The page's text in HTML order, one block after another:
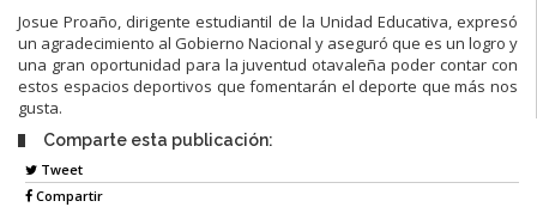
Josue Proaño, dirigente estudiantil de la Unidad Educativa, expresó
un agradecimiento al Gobierno Nacional y aseguró que es un logro y
una gran oportunidad para la juventud otavaleña poder contar con
estos espacios deportivos que fomentarán el deporte que más nos
gusta.
Comparte esta publicación:
Tweet
Compartir